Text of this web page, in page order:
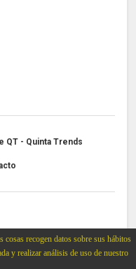
recogen datos sobre sus hábitos
y realizar análisis de uso de nuestro
QT - Quinta Trends